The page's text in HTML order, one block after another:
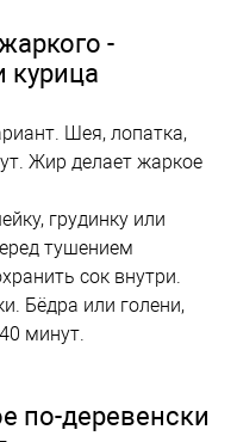
-
курица
Шея, лопатка,
Жир делает жаркое
грудинку или
тушением
сок внутри.
Бёдра или голени,
минут.
по-деревенски